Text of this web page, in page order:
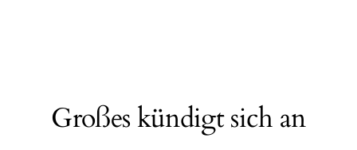
Großes kündigt sich an